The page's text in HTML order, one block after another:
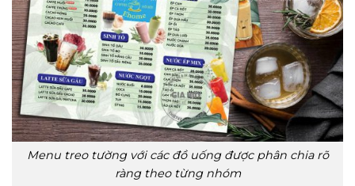
Menu treo tường với các đồ uống được phân chia rõ
ràng theo từng nhóm